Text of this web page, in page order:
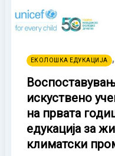
ЕКОЛОШКА ЕДУКАЦИЈА ,
искуствено
на првата
едукација за
климатски